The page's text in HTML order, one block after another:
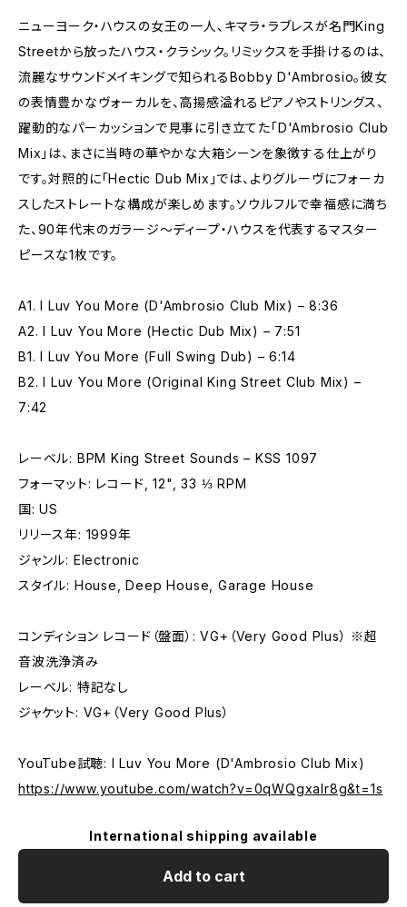
ニューヨーク・ハウスの女王の一人、キマラ・ラブレスが名門King
Streetから放ったハウス・クラシック。リミックスを手掛けるのは、
流麗なサウンドメイキングで知られるBobby D'Ambrosio。彼女
の表情豊かなヴォーカルを、高揚感溢れるピアノやストリングス、
躍動的なパーカッションで見事に引き立てた「D'Ambrosio Club
Mix」は、まさに当時の華やかな大箱シーンを象徴する仕上がり
です。対照的に「Hectic Dub Mix」では、よりグルーヴにフォーカ
スしたストレートな構成が楽しめます。ソウルフルで幸福感に満ち
た、90年代末のガラージ〜ディープ・ハウスを代表するマスター
ピースな1枚です。
A1. I Luv You More (D'Ambrosio Club Mix) – 8:36
A2. I Luv You More (Hectic Dub Mix) – 7:51
B1. I Luv You More (Full Swing Dub) – 6:14
B2. I Luv You More (Original King Street Club Mix) –
7:42
レーベル: BPM King Street Sounds – KSS 1097
フォーマット: レコード, 12", 33 ⅓ RPM
国: US
リリース年: 1999年
ジャンル: Electronic
スタイル: House, Deep House, Garage House
コンディション レコード（盤面）: VG+（Very Good Plus） ※超
音波洗浄済み
レーベル: 特記なし
ジャケット: VG+（Very Good Plus）
YouTube試聴: I Luv You More (D'Ambrosio Club Mix)
https://www.youtube.com/watch?v=0qWQgxalr8g&t=1s
International shipping available
Add to cart